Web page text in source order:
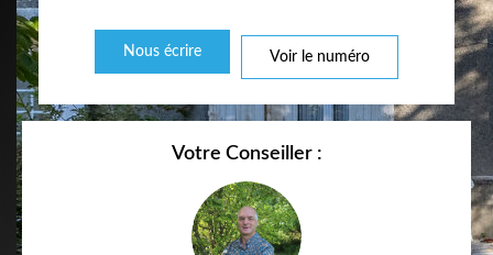
Nous écrire Voir le numéro
Votre Conseiller :